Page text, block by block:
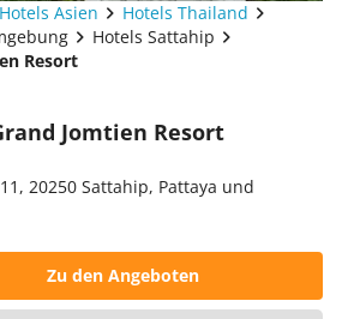
Hotels Asien
Hotels Thailand
Hotels Sattahip
Resort
Jomtien Resort
20250 Sattahip, Pattaya und
Zu den Angeboten